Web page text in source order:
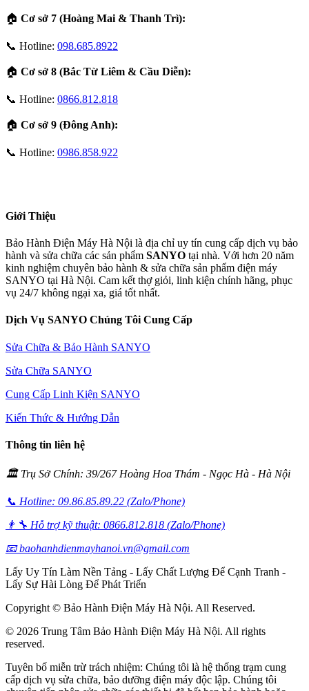
🏠 Cơ sở 7 (Hoàng Mai & Thanh Trì):
📞 Hotline: 098.685.8922
🏠 Cơ sở 8 (Bắc Từ Liêm & Cầu Diễn):
📞 Hotline: 0866.812.818
🏠 Cơ sở 9 (Đông Anh):
📞 Hotline: 0986.858.922
Giới Thiệu
Bảo Hành Điện Máy Hà Nội là địa chỉ uy tín cung cấp dịch vụ bảo
hành và sửa chữa các sản phẩm SANYO tại nhà. Với hơn 20 năm
kinh nghiệm chuyên bảo hành & sửa chữa sản phẩm điện máy
SANYO tại Hà Nội. Cam kết thợ giỏi, linh kiện chính hãng, phục
vụ 24/7 không ngại xa, giá tốt nhất.
Dịch Vụ SANYO Chúng Tôi Cung Cấp
Sửa Chữa & Bảo Hành SANYO
Sửa Chữa SANYO
Cung Cấp Linh Kiện SANYO
Kiến Thức & Hướng Dẫn
Thông tin liên hệ
🏛️ Trụ Sở Chính: 39/267 Hoàng Hoa Thám - Ngọc Hà - Hà Nội
📞 Hotline: 09.86.85.89.22 (Zalo/Phone)
👨‍🔧 Hỗ trợ kỹ thuật: 0866.812.818 (Zalo/Phone)
📧 baohanhdienmayhanoi.vn@gmail.com
Lấy Uy Tín Làm Nền Tảng - Lấy Chất Lượng Để Cạnh Tranh -
Lấy Sự Hài Lòng Để Phát Triển
Copyright © Bảo Hành Điện Máy Hà Nội. All Reserved.
© 2026 Trung Tâm Bảo Hành Điện Máy Hà Nội. All rights
reserved.
Tuyên bố miễn trừ trách nhiệm: Chúng tôi là hệ thống trạm cung
cấp dịch vụ sửa chữa, bảo dưỡng điện máy độc lập. Chúng tôi